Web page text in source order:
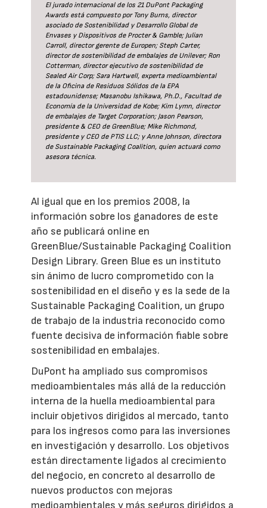
El jurado internacional de los 21 DuPont Packaging
Awards está compuesto por Tony Burns, director
asociado de Sostenibilidad y Desarrollo Global de
Envases y Dispositivos de Procter & Gamble; Julian
Carroll, director gerente de Europen; Steph Carter,
director de sostenibilidad de embalajes de Unilever; Ron
Cotterman, director ejecutivo de sostenibilidad de
Sealed Air Corp; Sara Hartwell, experta medioambiental
de la Oficina de Residuos Sólidos de la EPA
estadounidense; Masanobu Ishikawa, Ph.D., Facultad de
Economía de la Universidad de Kobe; Kim Lymn, director
de embalajes de Target Corporation; Jason Pearson,
presidente & CEO de GreenBlue; Mike Richmond,
presidente y CEO de PTIS LLC; y Anne Johnson, directora
de Sustainable Packaging Coalition, quien actuará como
asesora técnica.
Al igual que en los premios 2008, la
información sobre los ganadores de este
año se publicará online en
GreenBlue/Sustainable Packaging Coalition
Design Library. Green Blue es un instituto
sin ánimo de lucro comprometido con la
sostenibilidad en el diseño y es la sede de la
Sustainable Packaging Coalition, un grupo
de trabajo de la industria reconocido como
fuente decisiva de información fiable sobre
sostenibilidad en embalajes.
DuPont ha ampliado sus compromisos
medioambientales más allá de la reducción
interna de la huella medioambiental para
incluir objetivos dirigidos al mercado, tanto
para los ingresos como para las inversiones
en investigación y desarrollo. Los objetivos
están directamente ligados al crecimiento
del negocio, en concreto al desarrollo de
nuevos productos con mejoras
medioambientales y más seguros dirigidos a